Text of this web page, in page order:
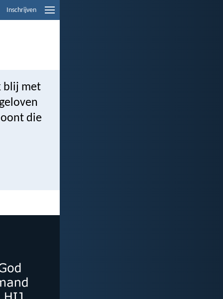
Inschrijven
blij met
die